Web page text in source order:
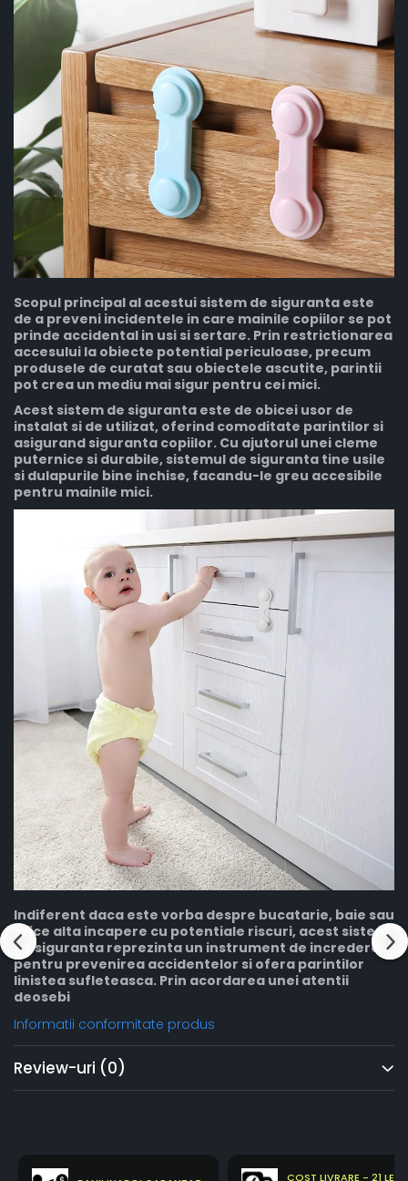
Scopul principal al acestui sistem de siguranta este
de a preveni incidentele in care mainile copiilor se pot
prinde accidental in usi si sertare. Prin restrictionarea
accesului la obiecte potential periculoase, precum
produsele de curatat sau obiectele ascutite, parintii
pot crea un mediu mai sigur pentru cei mici.
Acest sistem de siguranta este de obicei usor de
instalat si de utilizat, oferind comoditate parintilor si
asigurand siguranta copiilor. Cu ajutorul unei cleme
puternice si durabile, sistemul de siguranta tine usile
si dulapurile bine inchise, facandu-le greu accesibile
pentru mainile mici.
Indiferent daca este vorba despre bucatarie, baie sau
orice alta incapere cu potentiale riscuri, acest sistem
de siguranta reprezinta un instrument de incredere
pentru prevenirea accidentelor si ofera parintilor
linistea sufleteasca. Prin acordarea unei atentii
deosebi
Informatii conformitate produs
Review-uri (0)
COST LIVRARE - 21 LEI